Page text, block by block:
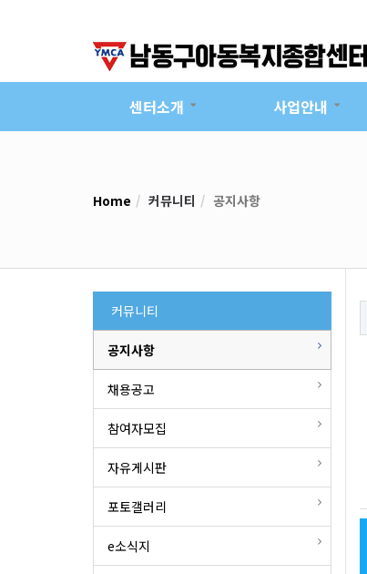
센터소개 사업안내
Home 커뮤니티 공지사항
커뮤니티
공지사항
채용공고
참여자모집
자유게시판
포토갤러리
e소식지